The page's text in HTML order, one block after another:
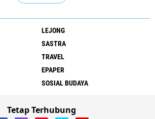
LEJONG
SASTRA
TRAVEL
EPAPER
SOSIAL BUDAYA
Tetap Terhubung